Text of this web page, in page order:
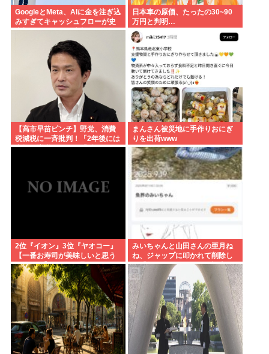
GoogleとMeta、AIに金を注ぎ込
みすぎてキャッシュフローが史
上初のマイナス。売却か保有で
内ゲバ始まる
日本車の原価、たったの30~90
万円と判明…
【高市早苗ピンチ】野党、消費
税減税に一斉批判！「2年後には
大幅な増税になる」「財源どう
まんさん被災地に手作りおにぎ
りを出荷www
2位『イオン』3位『ヤオコー』
【一番お寿司が美味しいと思う
スーパー】300名が選ぶ1位に
みいちゃんと山田さんの亜月ね
ね、ジャップに叩かれて削除し
た「魚界のみいちゃん」記事を
復活